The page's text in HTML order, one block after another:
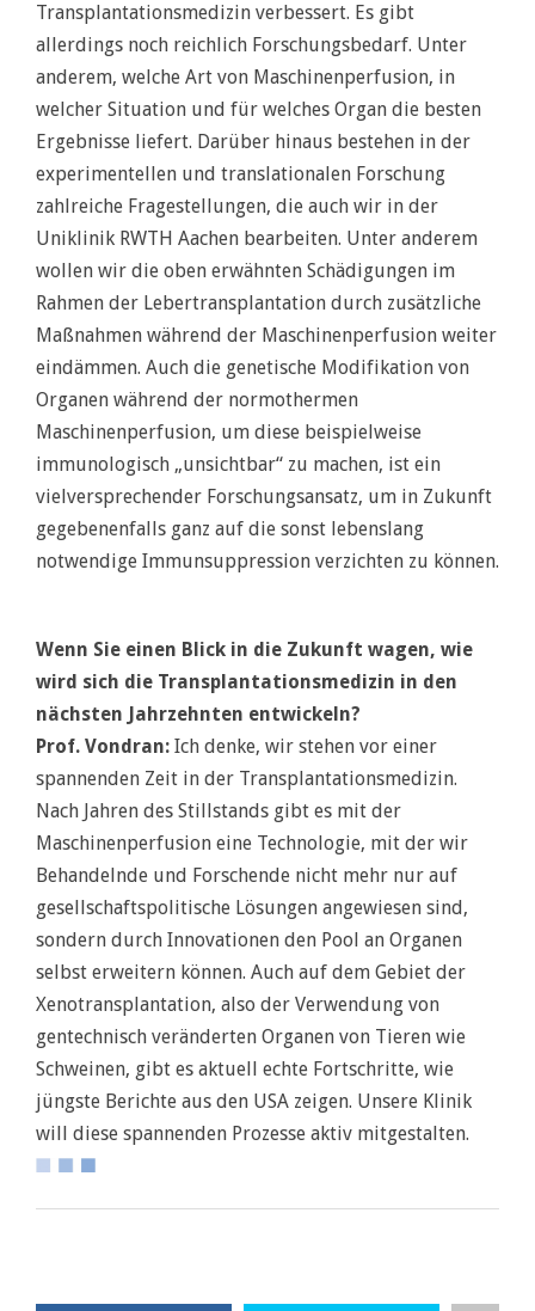
Transplantationsmedizin verbessert. Es gibt
allerdings noch reichlich Forschungsbedarf. Unter
anderem, welche Art von Maschinenperfusion, in
welcher Situation und für welches Organ die besten
Ergebnisse liefert. Darüber hinaus bestehen in der
experimentellen und translationalen Forschung
zahlreiche Fragestellungen, die auch wir in der
Uniklinik RWTH Aachen bearbeiten. Unter anderem
wollen wir die oben erwähnten Schädigungen im
Rahmen der Lebertransplantation durch zusätzliche
Maßnahmen während der Maschinenperfusion weiter
eindämmen. Auch die genetische Modifikation von
Organen während der normothermen
Maschinenperfusion, um diese beispielweise
immunologisch „unsichtbar“ zu machen, ist ein
vielversprechender Forschungsansatz, um in Zukunft
gegebenenfalls ganz auf die sonst lebenslang
notwendige Immunsuppression verzichten zu können.
Wenn Sie einen Blick in die Zukunft wagen, wie
wird sich die Transplantationsmedizin in den
nächsten Jahrzehnten entwickeln?
Prof. Vondran: Ich denke, wir stehen vor einer
spannenden Zeit in der Transplantationsmedizin.
Nach Jahren des Stillstands gibt es mit der
Maschinenperfusion eine Technologie, mit der wir
Behandelnde und Forschende nicht mehr nur auf
gesellschaftspolitische Lösungen angewiesen sind,
sondern durch Innovationen den Pool an Organen
selbst erweitern können. Auch auf dem Gebiet der
Xenotransplantation, also der Verwendung von
gentechnisch veränderten Organen von Tieren wie
Schweinen, gibt es aktuell echte Fortschritte, wie
jüngste Berichte aus den USA zeigen. Unsere Klinik
will diese spannenden Prozesse aktiv mitgestalten.